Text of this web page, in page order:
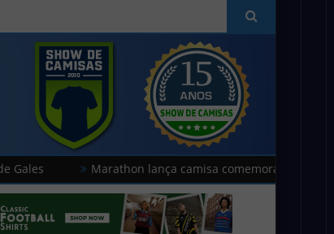
Marathon lança camisa comemorativa do Universitario